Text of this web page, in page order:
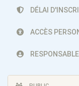
DÉLAI
ACCÈS